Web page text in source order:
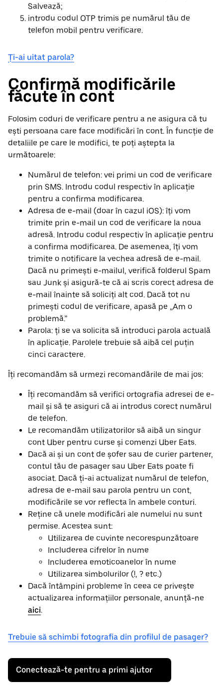
Salvează;
introdu codul OTP trimis pe numărul tău de
telefon mobil pentru verificare.
Ți-ai uitat parola?
Confirmă modificările
făcute în cont
Folosim coduri de verificare pentru a ne asigura că tu
ești persoana care face modificări în cont. În funcție de
detaliile pe care le modifici, te poți aștepta la
următoarele:
Numărul de telefon: vei primi un cod de verificare
prin SMS. Introdu codul respectiv în aplicație
pentru a confirma modificarea.
Adresa de e-mail (doar în cazul iOS): îți vom
trimite prin e-mail un cod de verificare la noua
adresă. Introdu codul respectiv în aplicație pentru
a confirma modificarea. De asemenea, îți vom
trimite o notificare la vechea adresă de e-mail.
Dacă nu primești e-mailul, verifică folderul Spam
sau Junk și asigură-te că ai scris corect adresa de
e-mail înainte să soliciți alt cod. Dacă tot nu
primești codul de verificare, apasă pe „Am o
problemă.”
Parola: ți se va solicita să introduci parola actuală
în aplicație. Parolele trebuie să aibă cel puțin
cinci caractere.
Îți recomandăm să urmezi recomandările de mai jos:
Îți recomandăm să verifici ortografia adresei de e-
mail și să te asiguri că ai introdus corect numărul
de telefon.
Le recomandăm utilizatorilor să aibă un singur
cont Uber pentru curse și comenzi Uber Eats.
Dacă ai și un cont de șofer sau de curier partener,
contul tău de pasager sau Uber Eats poate fi
asociat. Dacă ți-ai actualizat numărul de telefon,
adresa de e-mail sau parola pentru un cont,
modificările se vor reflecta în ambele conturi.
Reține că unele modificări ale numelui nu sunt
permise. Acestea sunt:
Utilizarea de cuvinte necorespunzătoare
Includerea cifrelor în nume
Includerea emoticoanelor în nume
Utilizarea simbolurilor (!, ? etc.)
Dacă întâmpini probleme în ceea ce privește
actualizarea informațiilor personale, anunță-ne
aici.
Trebuie să schimbi fotografia din profilul de pasager?
Conectează-te pentru a primi ajutor